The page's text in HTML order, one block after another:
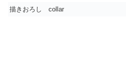
描きおろし collar